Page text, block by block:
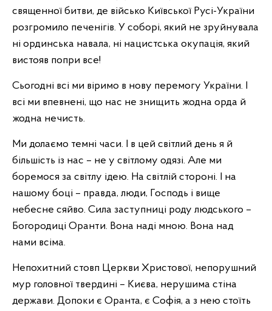
священної битви, де військо Київської Русі-України
розгромило печенігів. У соборі, який не зруйнувала
ні ординська навала, ні нацистська окупація, який
вистояв попри все!
Сьогодні всі ми віримо в нову перемогу України. І
всі ми впевнені, що нас не знищить жодна орда й
жодна нечисть.
Ми долаємо темні часи. І в цей світлий день я й
більшість із нас – не у світлому одязі. Але ми
боремося за світлу ідею. На світлій стороні. І на
нашому боці – правда, люди, Господь і вище
небесне сяйво. Сила заступниці роду людського –
Богородиці Оранти. Вона наді мною. Вона над
нами всіма.
Непохитний стовп Церкви Христової, непорушний
мур головної твердині – Києва, нерушима стіна
держави. Допоки є Оранта, є Софія, а з нею стоїть